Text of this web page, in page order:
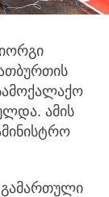
ამის
გამართული